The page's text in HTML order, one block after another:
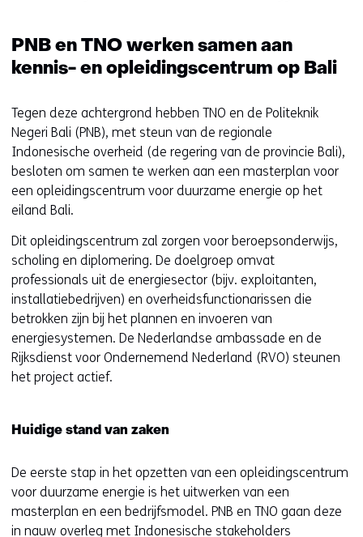
PNB en TNO werken samen aan
kennis- en opleidingscentrum op Bali
Tegen deze achtergrond hebben TNO en de Politeknik
Negeri Bali (PNB), met steun van de regionale
Indonesische overheid (de regering van de provincie Bali),
besloten om samen te werken aan een masterplan voor
een opleidingscentrum voor duurzame energie op het
eiland Bali.
Dit opleidingscentrum zal zorgen voor beroepsonderwijs,
scholing en diplomering. De doelgroep omvat
professionals uit de energiesector (bijv. exploitanten,
installatiebedrijven) en overheidsfunctionarissen die
betrokken zijn bij het plannen en invoeren van
energiesystemen. De Nederlandse ambassade en de
Rijksdienst voor Ondernemend Nederland (RVO) steunen
het project actief.
Huidige stand van zaken
De eerste stap in het opzetten van een opleidingscentrum
voor duurzame energie is het uitwerken van een
masterplan en een bedrijfsmodel. PNB en TNO gaan deze
in nauw overleg met Indonesische stakeholders